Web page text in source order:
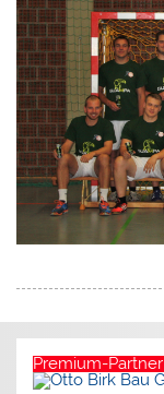
Premium-Partner